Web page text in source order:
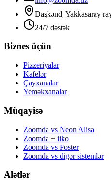
Daşkənd, Yakkasaray
24/7 dəstək
Biznes üçün
Pizzeriyalar
Kafelər
Çayxanalar
Yeməkxanalar
Müqayisə
Zoomda vs Neon Alisa
Zoomda + iiko
Zoomda vs Poster
Zoomda vs digər sistemlər
Alətlər